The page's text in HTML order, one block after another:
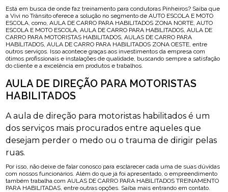
Está em busca de onde faz treinamento para condutoras Pinheiros? Saiba que
a Vivi no Trânsito oferece a solução no segmento de AUTO ESCOLA E MOTO
ESCOLA, como, AULA DE CARRO PARA HABILITADOS ZONA NORTE, AUTO
ESCOLA E MOTO ESCOLA, AULA DE CARRO PARA HABILITADOS, AULA DE
CARRO PARA MOTORISTAS HABILITADOS, AULAS DE CARRO PARA
HABILITADOS, AULA DE CARRO PARA HABILITADOS ZONA OESTE, entre
outros serviços. Isso acontece graças aos investimentos da empresa com
ótimos profissionais e instalações de qualidade, buscando sempre a satisfação
do cliente e a excelência em produtos e trabalhos.
AULA DE DIREÇÃO PARA MOTORISTAS
HABILITADOS
A aula de direção para motoristas habilitados é um
dos serviços mais procurados entre aqueles que
desejam perder o medo ou o trauma de dirigir pelas
ruas.
Por isso, não deixe de falar conosco para esclarecer cada uma de suas dúvidas
com nossos funcionários. Além do que já foi apresentado, o empreendimento
também trabalha com AULAS DE CARRO PARA HABILITADOS TREINAMENTO
PARA HABILITADAS, entre outras opções. Saiba mais entrando em contato.